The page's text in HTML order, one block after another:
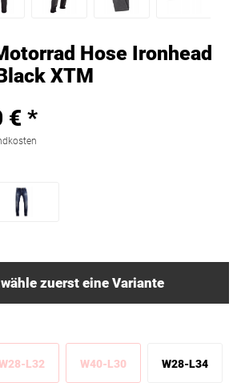
Hose Ironhead
XTM
€ *
zuerst eine Variante
L32 W40-L30 W28-L34